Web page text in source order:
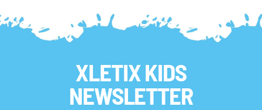
XLETIX KIDS
NEWSLETTER